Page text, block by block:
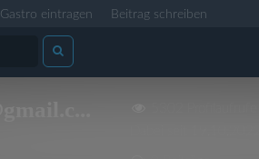
Gastro eintragen Beitrag schreiben